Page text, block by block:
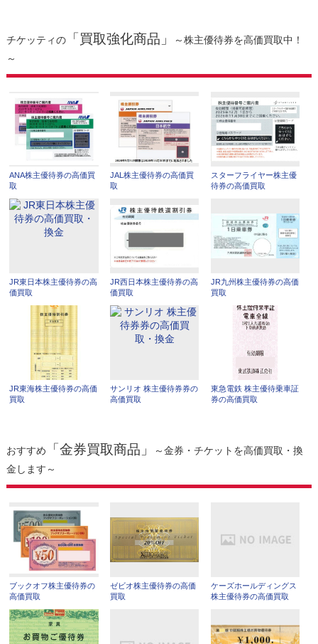
チケッティの「買取強化商品」
～株主優待券を高価買取中！
～
ANA株主優待券の高価買
取
JAL株主優待券の高価買
取
スターフライヤー株主優
待券の高価買取
JR東日本株主優待券の高
価買取
JR西日本株主優待券の高
価買取
JR九州株主優待券の高価
買取
JR東海株主優待券の高価
買取
サンリオ 株主優待券券の
高価買取
東急電鉄 株主優待乗車証
券の高価買取
おすすめ 「金券買取商品」
～金券・チケットを高価買取・換
金します～
ブックオフ株主優待券の
高価買取
ゼビオ株主優待券の高価
買取
ケーズホールディングス
株主優待券の高価買取